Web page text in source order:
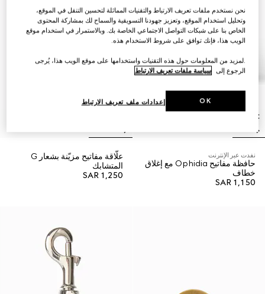
نفدت عبر الإنترنت
حافظة مفاتيح Ophidia مع إغلاق
خطاف
SAR 1,150
علّاقة مفاتيح مزيّنة بشعار G
المتشابك
SAR 1,250
نحن نستخدم ملفات تعريف الارتباط والتقنيات المماثلة لتحسين التنقل في الموقع،
وتحليل استخدام الموقع، وتعزيز جهودنا التسويقية والسماح لك بمشاركة المحتوى
الخاص بنا على شبكات التواصل الاجتماعي الخاصة بك. وبالاستمرار في استخدام موقع
الويب هذا، فإنك توافق على شروط الاستخدام هذه.
.لمزيد من المعلومات حول هذه التقنيات واستخدامها على موقع الويب هذا، يُرجى
الرجوع إلى سياسة ملفات تعريف الارتباط
إعدادات ملف تعريف الارتباط OK